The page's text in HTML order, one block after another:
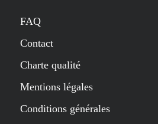
FAQ
Contact
Charte qualité
Mentions légales
Conditions générales